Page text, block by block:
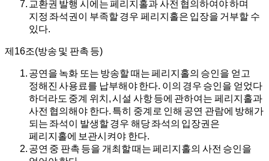
교환권 발행 시에는 페리지홀과 사전 협의하여야 하며
지정 좌석권이 부족할 경우 페리지홀은 입장을 거부할 수
있다.
제16조(방송 및 판촉 등)
공연을 녹화 또는 방송할 때는 페리지홀의 승인을 얻고
정해진 사용료를 납부해야 한다. 이의 경우 승인을 얻었다
하더라도 중계 위치, 시설 사항 등에 관하여는 페리지홀과
사전 협의해야 한다. 특히 중계로 인해 공연 관람에 방해가
되는 좌석이 발생할 경우 해당 좌석의 입장권은
페리지홀에 보관시켜야 한다.
공연 중 판촉 등을 개최할 때는 페리지홀의 사전 승인을